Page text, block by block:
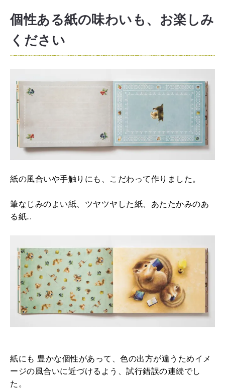
個性ある紙の味わいも、お楽しみ
ください
紙の風合いや手触りにも、こだわって作りました。
筆なじみのよい紙、ツヤツヤした紙、あたたかみのあ
る紙…
紙にも 豊かな個性があって、色の出方が違うためイメ
ージの風合いに近づけるよう、試行錯誤の連続でし
た。